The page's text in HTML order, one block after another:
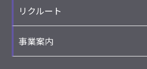
リクルート
事業案内